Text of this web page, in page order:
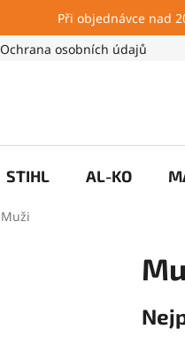
Při objednávce nad
Ochrana osobních údajů
STIHL AL-KO
Muži